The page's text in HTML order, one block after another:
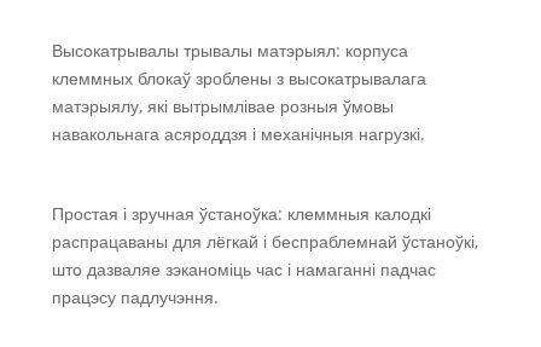
Высокатрывалы трывалы матэрыял: корпуса
клеммных блокаў зроблены з высокатрывалага
матэрыялу, які вытрымлівае розныя ўмовы
навакольнага асяроддзя і механічныя нагрузкі.
Простая і зручная ўстаноўка: клеммныя калодкі
распрацаваны для лёгкай і беспраблемнай ўстаноўкі,
што дазваляе зэканоміць час і намаганні падчас
працэсу падлучэння.